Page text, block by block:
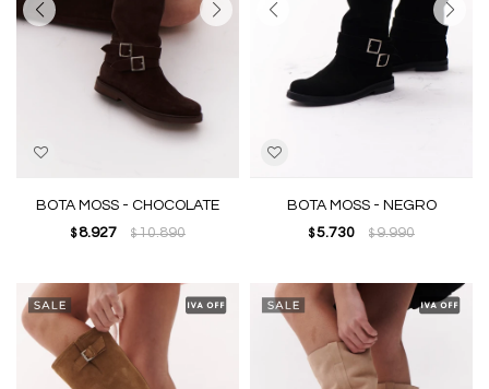
BOTA MOSS - CHOCOLATE
$ 8.927 $10.890
BOTA MOSS - NEGRO
$ 5.730 $9.990